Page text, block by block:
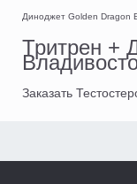
Диноджет Golden Dragon
Тритрен +
Заказать